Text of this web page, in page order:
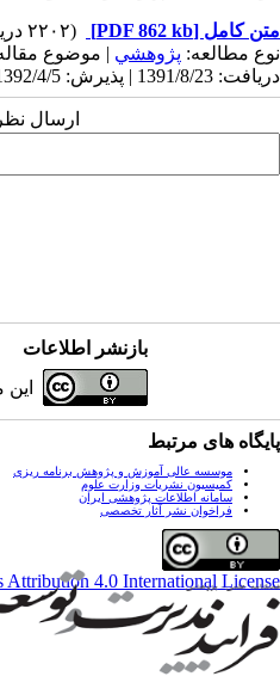
متن کامل [PDF 862 kb]
(۲۲۰۲ دریافت)
نوع مطالعه: پژوهشي | موضوع
دریافت: 1391/8/23 | پذیرش: 1392/4/5 | انتشار الکترونیک: 1392/4/5
ارسال
بازنشر اطلاعات
پایگاه های مرتبط
موسسه عالی آموزش و پژوهش برنامه ریزی
کمیسیون نشریات وزارت علوم
سامانه اطلاعات پژوهشی ایران
فراخوان نشر آثار تخصصی
Attribution 4.0 International License